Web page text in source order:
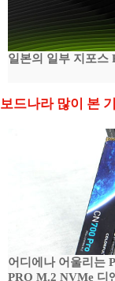
일본의 일부 지포스
보드나라 많이 본
어디에나 어울리는
PRO M.2 NVMe 디